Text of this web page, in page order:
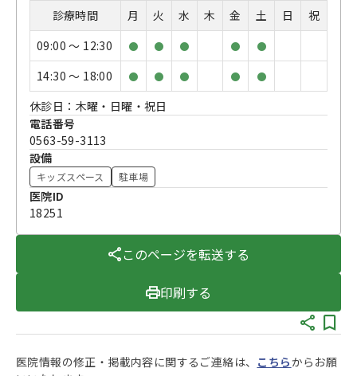
診療時間
月 火 水 木 金 土 日
祝
09:00 〜 12:30
● ● ● ● ●
14:30 〜 18:00 ● ● ● ● ●
休診日：木曜・日曜・祝日
電話番号
0563-59-3113
設備
キッズスペース 駐車場
医院ID
18251
このページを転送する
印刷する
医院情報の修正・掲載内容に関するご連絡は、 こちらからお願